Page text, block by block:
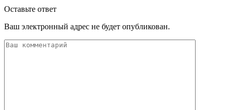
Оставьте ответ
Ваш электронный адрес не будет опубликован.